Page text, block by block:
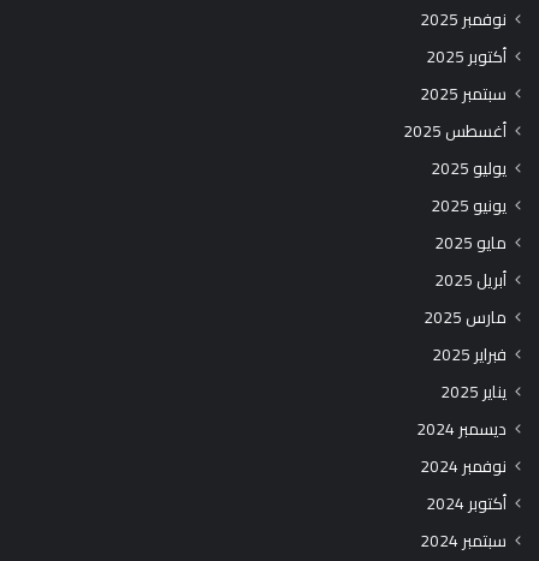
نوفمبر 2025
أكتوبر 2025
سبتمبر 2025
أغسطس 2025
يوليو 2025
يونيو 2025
مايو 2025
أبريل 2025
مارس 2025
فبراير 2025
يناير 2025
ديسمبر 2024
نوفمبر 2024
أكتوبر 2024
سبتمبر 2024